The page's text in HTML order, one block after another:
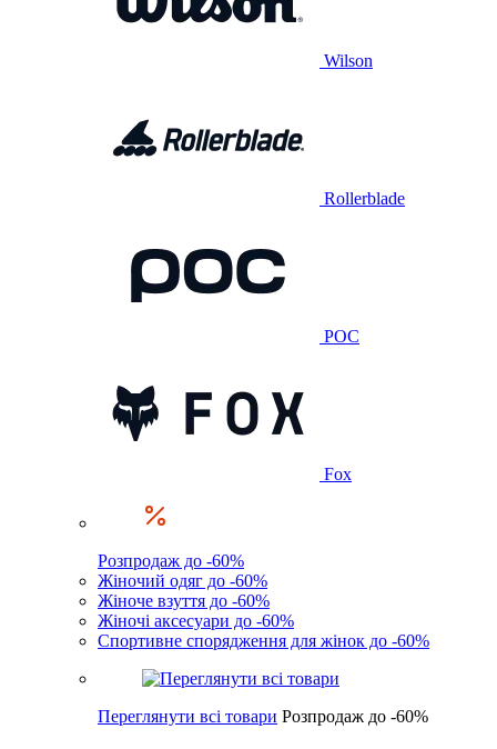
Wilson
Rollerblade
POC
Fox
Розпродаж до -60%
Жіночий одяг до -60%
Жіноче взуття до -60%
Жіночі аксесуари до -60%
Спортивне спорядження для жінок до -60%
Переглянути всі товари Розпродаж до -60%